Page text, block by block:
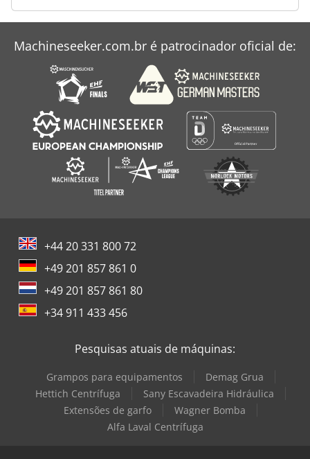
Na Mini Vans
Unidades De
Veículo De Trabalho
Machineseeker.com.br é patrocinador oficial de:
+44 20 331 800 72
+49 201 857 861 0
+49 201 857 861 80
+34 911 433 456
Pesquisas atuais de máquinas:
Grampos para equipamentos
Demag Grua
Hettich Centrífuga
Sany Escavadeira Hidráulica
Extensões de garfo
Wagner Bomba
Alfa Laval Centrífuga